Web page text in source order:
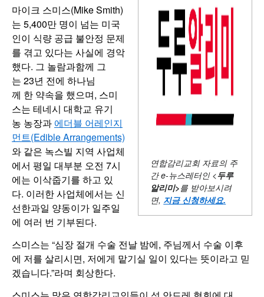
연합감리교회 자료의 주
간e-뉴스레터인 <두루
알리미>를 받아보시려
면, 지금 신청하세요.
마이크 스미스(Mike Smith)
는 5,400만 명이 넘는 미국
인이 식량 공급 불안정 문제
를 겪고 있다는 사실에 경악
했다. 그 놀람과함께 그
는 23년 전에 하나님
께 한 약속을 했으며, 스미
스는 테네시 대학교 유기
농 농장과 에더블 어레인지
먼트(Edible Arrangements)
와 같은 녹스빌 지역 사업체
에서 평일 대부분 오전 7시
에는 이삭줍기를 하고 있
다. 이러한 사업체에서는 신
선한과일 양동이가 일주일
에 여러 번 기부된다.
스미스는 “심장 절개 수술 전날 밤에, 주님께서 수술 이후
에 저를 살리시면, 저에게 맡기실 일이 있다는 뜻이라고 믿
겠습니다.”라며 회상한다.